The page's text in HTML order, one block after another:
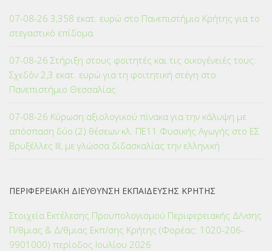
07-08-26 3,358 εκατ. ευρώ στο Πανεπιστήμιο Κρήτης για το
στεγαστικό επίδομα
07-08-26 Στήριξη στους φοιτητές και τις οικογένειές τους:
Σχεδόν 2,3 εκατ. ευρώ για τη φοιτητική στέγη στο
Πανεπιστήμιο Θεσσαλίας
07-08-26 Κύρωση αξιολογικού πίνακα για την κάλυψη με
απόσπαση δύο (2) θέσεων κλ. ΠΕ11 Φυσικής Αγωγής στο ΕΣ
Βρυξέλλες ΙΙΙ, με γλώσσα διδασκαλίας την ελληνική
ΠΕΡΙΦΕΡΕΙΑΚΗ ΔΙΕΥΘΥΝΣΗ ΕΚΠΑΙΔΕΥΣΗΣ ΚΡΗΤΗΣ
Στοιχεία Εκτέλεσης Προϋπολογισμού Περιφερειακής Δ/νσης
Π/θμιας & Δ/θμιας Εκπ/σης Κρήτης (Φορέας: 1020-206-
9901000) περίοδος Ιουλίου 2026